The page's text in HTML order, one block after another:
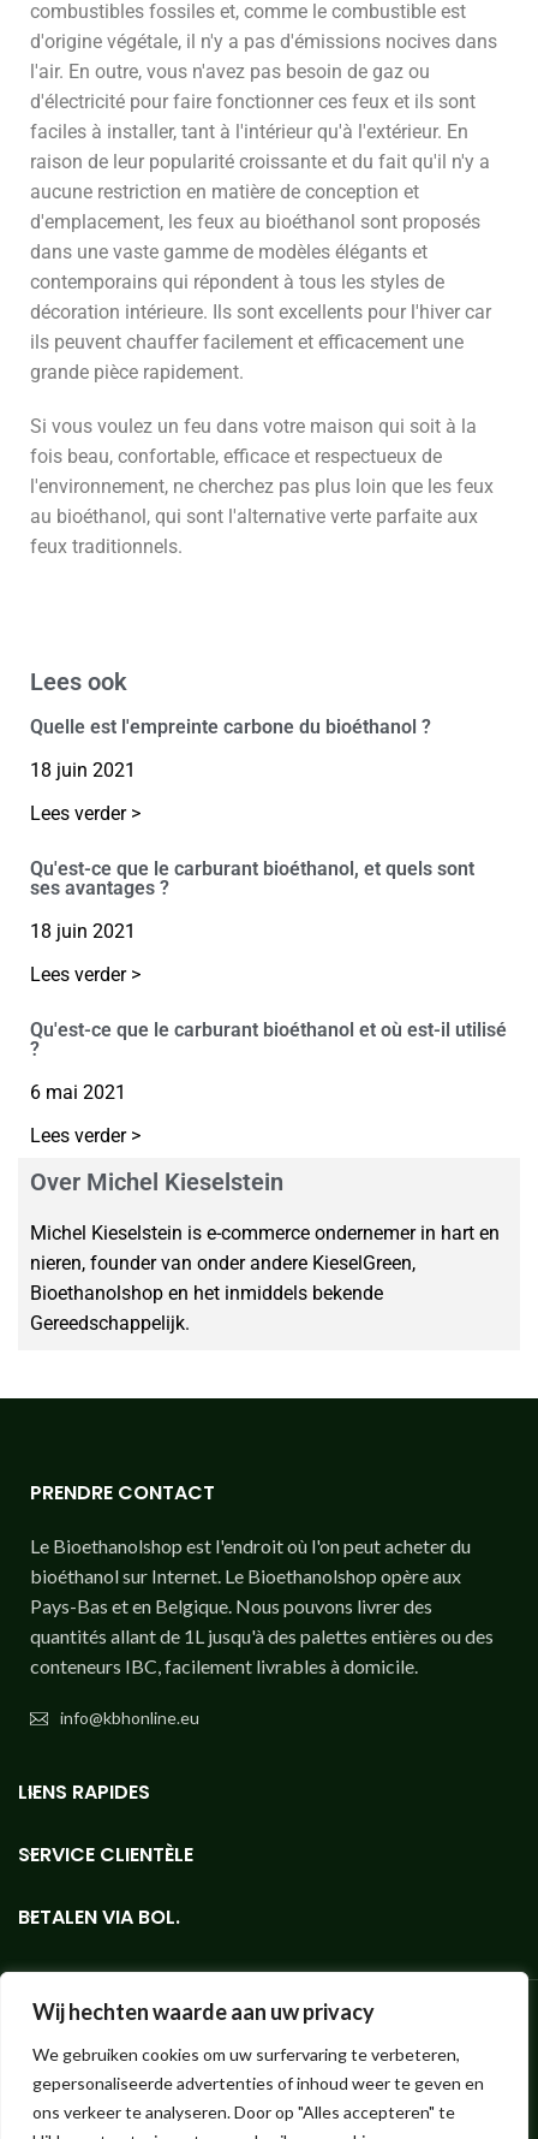
Wij hechten waarde aan uw privacy
We gebruiken cookies om uw surfervaring te verbeteren,
gepersonaliseerde advertenties of inhoud weer te geven en
ons verkeer te analyseren. Door op "Alles accepteren" te
combustibles fossiles et, comme le combustible est
d'origine végétale, il n'y a pas d'émissions nocives dans
l'air. En outre, vous n'avez pas besoin de gaz ou
d'électricité pour faire fonctionner ces feux et ils sont
faciles à installer, tant à l'intérieur qu'à l'extérieur. En
raison de leur popularité croissante et du fait qu'il n'y a
aucune restriction en matière de conception et
d'emplacement, les feux au bioéthanol sont proposés
dans une vaste gamme de modèles élégants et
contemporains qui répondent à tous les styles de
décoration intérieure. Ils sont excellents pour l'hiver car
ils peuvent chauffer facilement et efficacement une
grande pièce rapidement.
Si vous voulez un feu dans votre maison qui soit à la
fois beau, confortable, efficace et respectueux de
l'environnement, ne cherchez pas plus loin que les feux
au bioéthanol, qui sont l'alternative verte parfaite aux
feux traditionnels.
Lees ook
Quelle est l'empreinte carbone du bioéthanol ?
18 juin 2021
Lees verder >
Qu'est-ce que le carburant bioéthanol, et quels sont
ses avantages ?
18 juin 2021
Lees verder >
Qu'est-ce que le carburant bioéthanol et où est-il utilisé
?
6 mai 2021
Lees verder >
Over Michel Kieselstein
Michel Kieselstein is e-commerce ondernemer in hart en
nieren, founder van onder andere KieselGreen,
Bioethanolshop en het inmiddels bekende
Gereedschappelijk.
PRENDRE CONTACT
Le Bioethanolshop est l'endroit où l'on peut acheter du
bioéthanol sur Internet. Le Bioethanolshop opère aux
Pays-Bas et en Belgique. Nous pouvons livrer des
quantités allant de 1L jusqu'à des palettes entières ou des
conteneurs IBC, facilement livrables à domicile.
info@kbhonline.eu
LIENS RAPIDES
SERVICE CLIENTÈLE
BETALEN VIA BOL.
Bioethanolshop - En petit ou grand volume, le magasin en ligne pour le
bioéthanol KieselGreen de la meilleure qualité.
Hendrik ter Kuilestraat 173 (pas de magasin, ramassage impossible !) |